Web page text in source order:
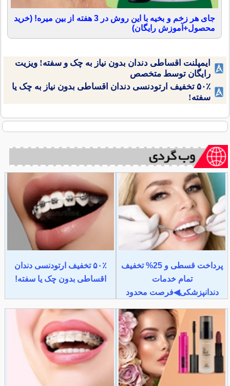
جای هر زخم و بخیه با این روش در 3 هفته از بین میره! (خرید
محصول+آموزش رایگان)
ایمپلنت اقساطی دندان بدون نیاز به چک و سفته! ویزیت
رایگان توسط متخصص
۵۰٪ تخفیف ارتودنسی دندان اقساطی بدون نیاز به چک یا
سفته!
پرداخت قسطی و 25% تخفیف
تمام خدمات
دندانپزشکی◀فرصت محدود
۵۰٪ تخفیف ارتودنسی دندان
اقساطی بدون چک یا سفته!